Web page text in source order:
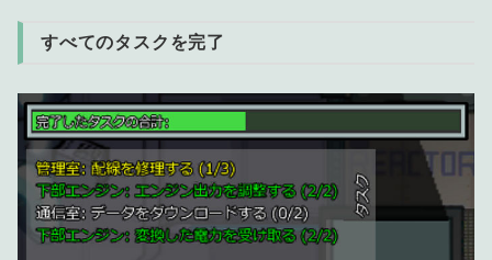
すべてのタスクを完了